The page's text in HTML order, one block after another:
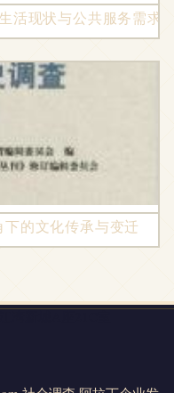
活现状与公共服务需求
的文化传承与变迁